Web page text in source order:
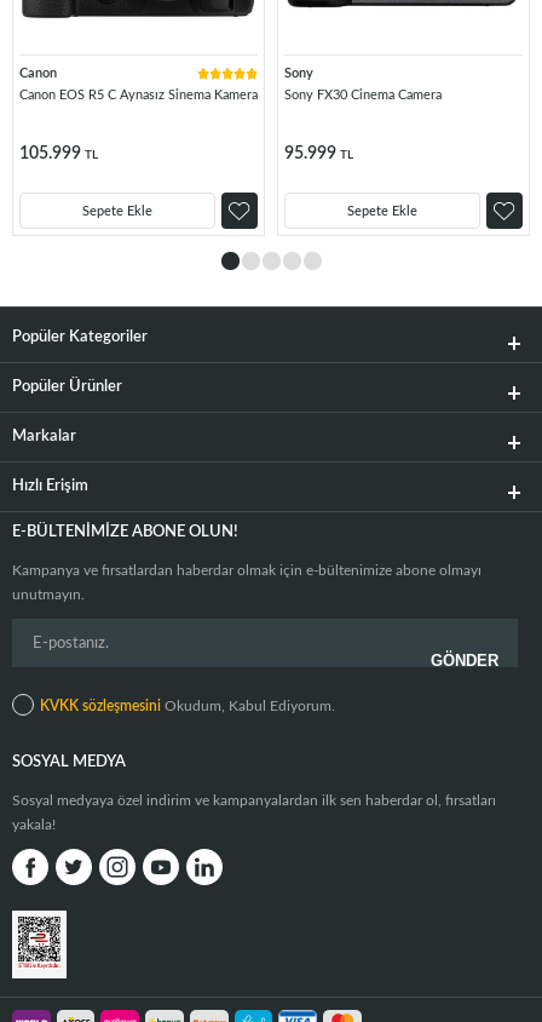
Canon
Canon EOS R5 C Aynasız Sinema Kamera
105.999 TL
Sepete Ekle
Sony
Sony FX30 Cinema Camera
95.999 TL
Sepete Ekle
Popüler Kategoriler
Popüler Ürünler
Markalar
Hızlı Erişim
E-BÜLTENIMIZE ABONE OLUN!
Kampanya ve fırsatlardan haberdar olmak için e-bültenimize abone olmayı
unutmayın.
KVKK sözleşmesini Okudum, Kabul Ediyorum.
SOSYAL MEDYA
Sosyal medyaya özel indirim ve kampanyalardan ilk sen haberdar ol, fırsatları
yakala!